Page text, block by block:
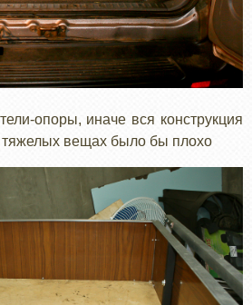
опоры, иначе вся конструкция
вещах было бы плохо